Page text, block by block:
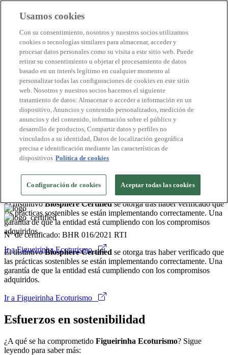
Empresas Biosphere
Cómo valoramos
Quienes somos
ES
English
Português
Français
Català
Deutsch
Türkçe
2026
Nº de certificado: BHR 016/2021 RTI
El distintivoBiosphere Certifiedse otorga tras haber verificado que
las prácticas sostenibles se están implementando correctamente. Una
garantía de que la entidad está cumpliendo con los compromisos
adquiridos.
Ir a Figueirinha Ecoturismo
Alentejo>
Alquileres Vacacionales
Figueirinha Ecoturismo
Nº de certificado: BHR 016/2021 RTI
El distintivoBiosphere Certified se otorga tras haber verificado que
las prácticas sostenibles se están implementando correctamente. Una
garantía de que la entidad está cumpliendo con los compromisos
adquiridos.
Ir a Figueirinha Ecoturismo
Esfuerzos en sostenibilidad
¿A qué se ha comprometido Figueirinha Ecoturismo? Sigue
leyendo para saber más:
Usamos cookies
Con su consentimiento, nosotros y nuestros socios utilizamos
cookies o tecnologías similares para almacenar, acceder y
procesar datos personales como su visita a este sitio web. Puede
retirar su consentimiento u objetar el procesamiento de datos
basado en un interés legítimo en cualquier momento al
personalizar todas las configuraciones de cookies en este sitio
web. Nosotros y nuestros socios hacemos el siguiente
tratamiento de datos: Almacenar o acceder a información en un
dispositivo, Anuncios y contenido personalizados, medición de
anuncios y del contenido, información sobre el público y
desarrollo de productos, Compartir datos y perfiles no
vinculados a su identidad, Datos de localización geográfica
precisa e identificación mediante las características de
dispositivos Política de cookies
Configuración de cookies Aceptar todas las cookies